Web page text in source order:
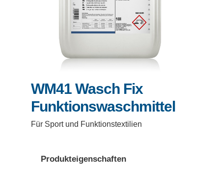
WM41 Wasch Fix
Funktionswaschmittel
Für Sport und Funktionstextilien
Produkteigenschaften